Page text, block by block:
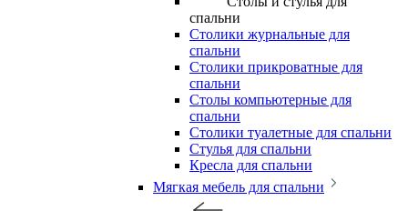
спальни
Столики журнальные для
спальни
Столики прикроватные для
спальни
Столы компьютерные для
спальни
Столики туалетные для спальни
Стулья для спальни
Кресла для спальни
Мягкая мебель для спальни